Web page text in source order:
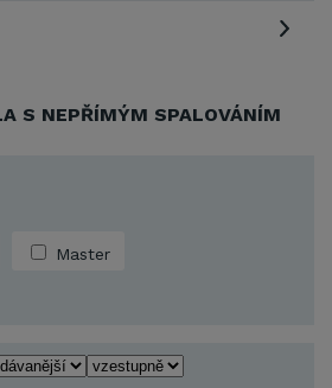
S NEPŘÍMÝM SPALOVÁNÍM
Master